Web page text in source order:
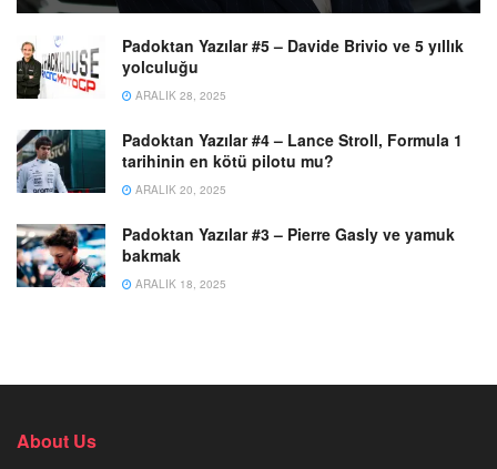
Padoktan Yazılar #5 – Davide Brivio ve 5 yıllık
yolculuğu
ARALIK 28, 2025
Padoktan Yazılar #4 – Lance Stroll, Formula 1
tarihinin en kötü pilotu mu?
ARALIK 20, 2025
Padoktan Yazılar #3 – Pierre Gasly ve yamuk
bakmak
ARALIK 18, 2025
About Us